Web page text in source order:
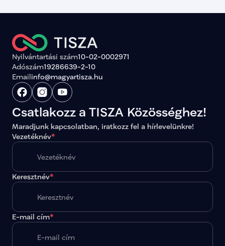
Nyilvántartási szám10-02-0002971
Adószám19286639-2-10
Emailinfo@magyartisza.hu
Csatlakozz a TISZA Közösséghez!
Maradjunk kapcsolatban, iratkozz fel a hírlevelünkre!
Vezetéknév*
Keresztnév*
E-mail cím*